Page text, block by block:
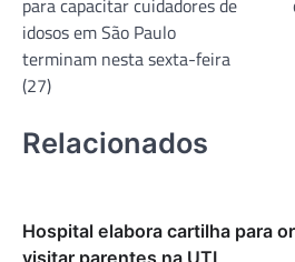
Post
idosos em São Paulo
terminam nesta sexta-feira
(27)
Relacionados
Hospital elabora cartilha para
visitar parentes na UTI